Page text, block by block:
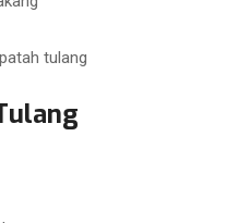
tulang